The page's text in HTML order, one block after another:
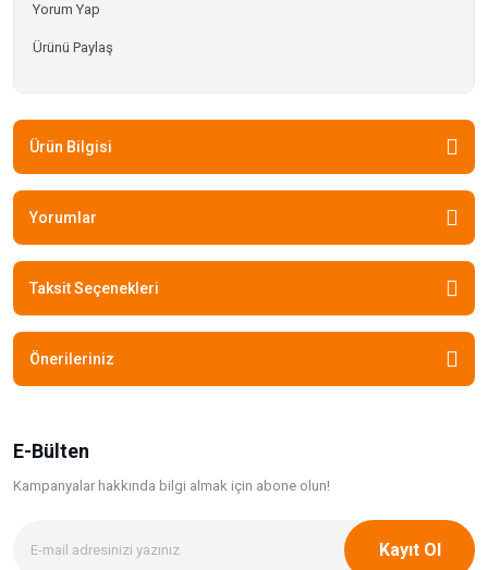
Yorum Yap
Ürünü Paylaş
Ürün Bilgisi
Yorumlar
Taksit Seçenekleri
Önerileriniz
E-Bülten
Kampanyalar hakkında bilgi almak için abone olun!
Kayıt Ol